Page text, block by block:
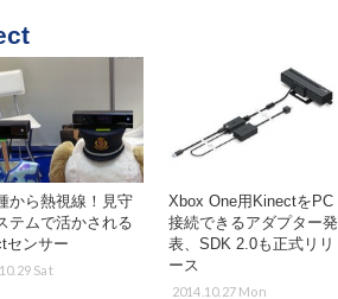
から熱視線！見守
テムで活かされる
センサー
Sat
Xbox One用KinectをPC
接続できるアダプター発
表、SDK 2.0も正式リリ
ース
2014.10.27 Mon